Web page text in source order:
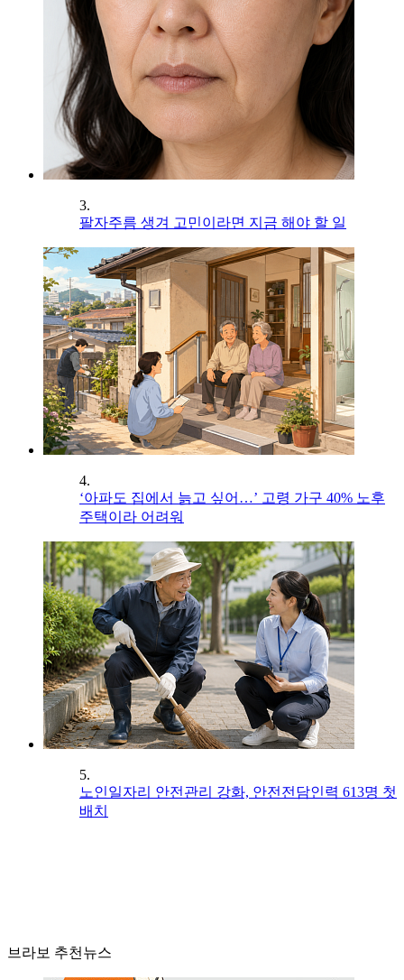
3.
팔자주름 생겨 고민이라면 지금 해야 할 일
4.
‘아파도 집에서 늙고 싶어…’ 고령 가구 40% 노후
주택이라 어려워
5.
노인일자리 안전관리 강화, 안전전담인력 613명 첫
배치
브라보 추천뉴스